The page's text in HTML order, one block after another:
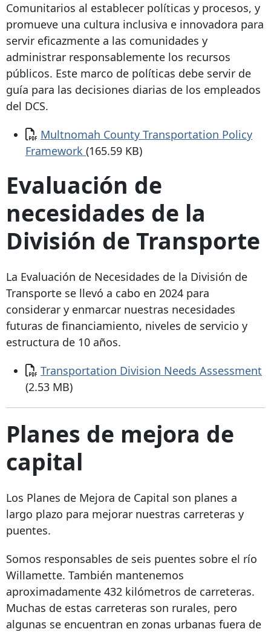
Comunitarios al establecer políticas y procesos, y
promueve una cultura inclusiva e innovadora para
servir eficazmente a las comunidades y
administrar responsablemente los recursos
públicos. Este marco de políticas debe servir de
guía para las decisiones diarias de los empleados
del DCS.
Documento
Multnomah County Transportation Policy
Framework (165.59 KB)
Evaluación de
necesidades de la
División de Transporte
La Evaluación de Necesidades de la División de
Transporte se llevó a cabo en 2024 para
considerar y enmarcar nuestras necesidades
futuras de financiamiento, niveles de servicio y
estructura de 10 años.
Documento
Transportation Division Needs Assessment
(2.53 MB)
Planes de mejora de
capital
Los Planes de Mejora de Capital son planes a
largo plazo para mejorar nuestras carreteras y
puentes.
Somos responsables de seis puentes sobre el río
Willamette. También mantenemos
aproximadamente 432 kilómetros de carreteras.
Muchas de estas carreteras son rurales, pero
algunas se encuentran en zonas urbanas fuera de